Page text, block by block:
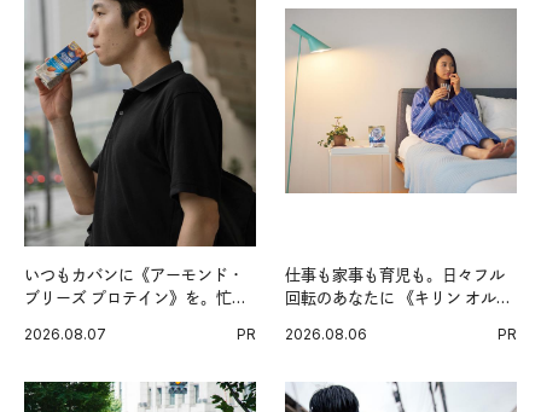
いつもカバンに《アーモンド・
ブリーズ プロテイン》を。忙し
グ習慣。
2026.08.07 PR
仕事も家事も育児も。日々フル
回転のあなたに 《キリン オルニ
2026.08.06 PR